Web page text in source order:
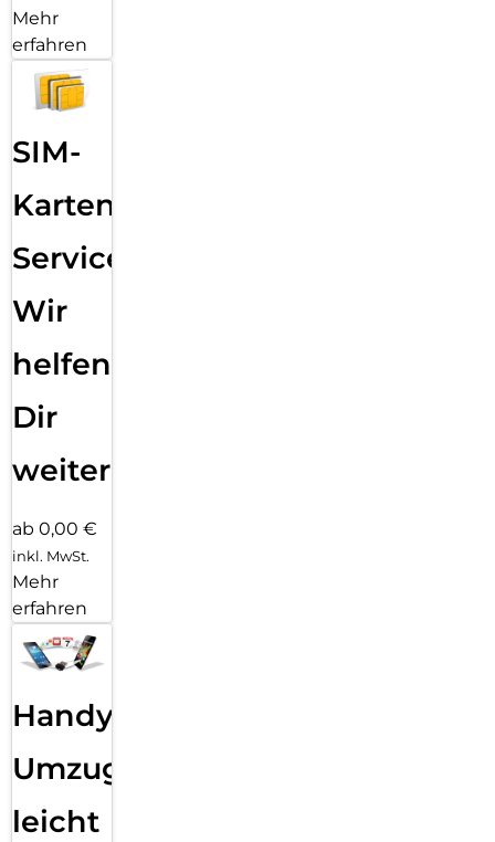
Mehr
erfahren
SIM-
Karten
Service:
Wir
helfen
Dir
weiter
ab 0,00 €
inkl. MwSt.
Mehr
erfahren
Handy
Umzug
leicht